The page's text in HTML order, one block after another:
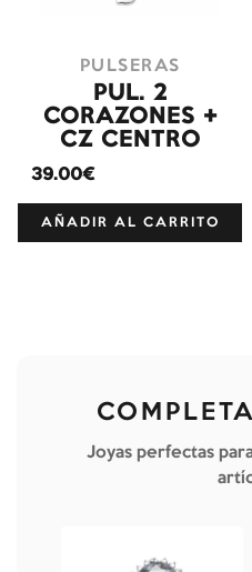
PULSERAS
PUL. 2
CORAZONES +
CZ CENTRO
39.00€
AÑADIR AL CARRITO
Joyas perfectas